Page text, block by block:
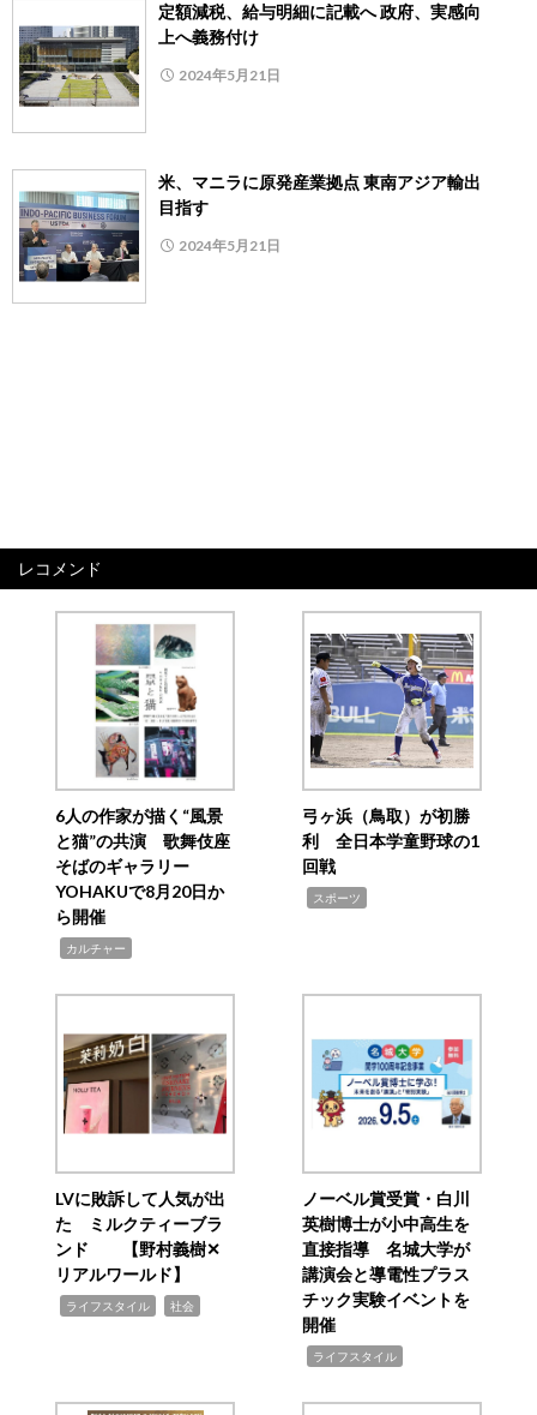
定額減税、給与明細に記載へ 政府、実感向
上へ義務付け
2024年5月21日
米、マニラに原発産業拠点 東南アジア輸出
目指す
2024年5月21日
レコメンド
6人の作家が描く“風景
と猫”の共演 歌舞伎座
そばのギャラリー
YOHAKUで8月20日か
ら開催
カルチャー
弓ヶ浜（鳥取）が初勝
利 全日本学童野球の1
回戦
スポーツ
LVに敗訴して人気が出
た ミルクティーブラ
ンド 【野村義樹✕
リアルワールド】
ライフスタイル 社会
ノーベル賞受賞・白川
英樹博士が小中高生を
直接指導 名城大学が
講演会と導電性プラス
チック実験イベントを
開催
ライフスタイル